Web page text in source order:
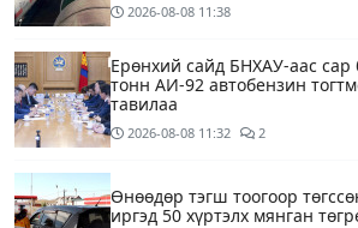
2026-08-08 11:38
Ерөнхий сайд БНХАУ-аас сар
тонн АИ-92 автобензин
тавилаа
2026-08-08 11:32 2
Өнөөдөр тэгш тоогоор
иргэд 50 хүртэлх мянган